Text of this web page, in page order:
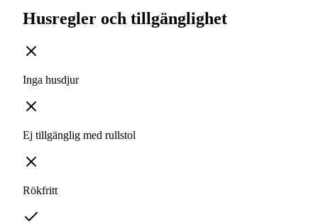
Husregler och tillgänglighet
Inga husdjur
Ej tillgänglig med rullstol
Rökfritt